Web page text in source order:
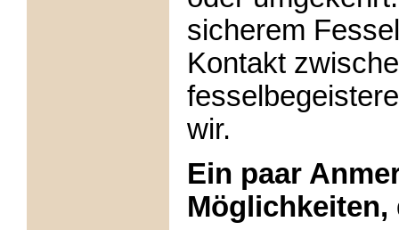
sicherem
Kontakt
wir.
Ein paar
Möglichkeiten,